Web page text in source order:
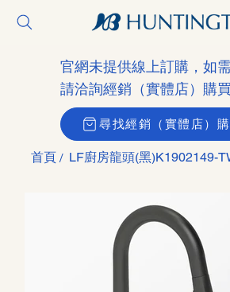
首頁 / LF廚房龍頭(黑)K1902149-
官網未提供線上訂購，如
請洽詢經銷（實體店）購買
尋找經銷（實體店）